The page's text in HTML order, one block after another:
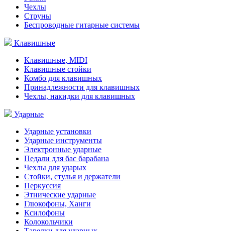
Чехлы
Струны
Беспроводные гитарные системы
Клавишные
Клавишные, MIDI
Клавишные стойки
Комбо для клавишных
Принадлежности для клавишных
Чехлы, накидки для клавишных
Ударные
Ударные установки
Ударные инструменты
Электронные ударные
Педали для бас барабана
Чехлы для ударых
Стойки, стулья и держатели
Перкуссия
Этнические ударные
Глюкофоны, Ханги
Ксилофоны
Колокольчики